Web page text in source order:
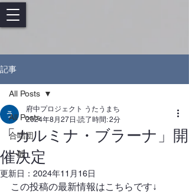
記事
All Posts
合唱団
一般
All Posts
「カルミナ・ブラーナ」開
催決定
府中プロジェクト うたうまち
2024年8月27日 読了時間: 2分
更新日： 2024年11月16日
この投稿の最新情報はこちらです↓